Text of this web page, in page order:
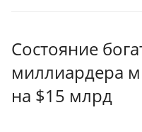
Состояние
миллиардера
на $15 млрд